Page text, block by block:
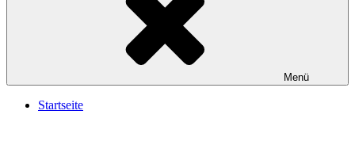
Menü
Startseite